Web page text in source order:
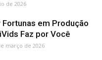
de 2026
Fortunas em Produção
Faz por Você
março de 2026